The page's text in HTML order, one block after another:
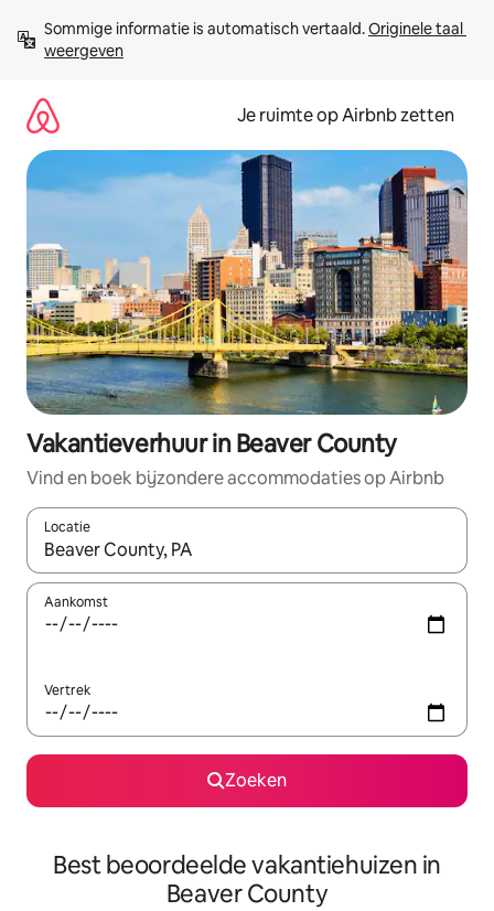
direct
naar
Sommige informatie is automatisch vertaald. Originele taal
weergeven
Je ruimte op Airbnb zetten
Vakantieverhuur in Beaver County
Vind en boek bijzondere accommodaties op Airbnb
Locatie
Wanneer er suggesties beschikbaar zijn, maak je een keuze
Aankomst
Vertrek
Zoeken
Best beoordeelde vakantiehuizen in
Beaver County